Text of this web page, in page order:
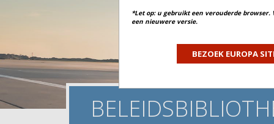
*Let op: u gebruikt een verouderde
een nieuwere versie.
BEZOEK EUROPA